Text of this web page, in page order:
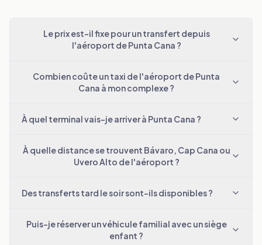
Le prix est-il fixe pour un transfert depuis
l'aéroport de Punta Cana ?
Combien coûte un taxi de l'aéroport de Punta
Cana à mon complexe ?
À quel terminal vais-je arriver à Punta Cana ?
À quelle distance se trouvent Bávaro, Cap Cana ou
Uvero Alto de l'aéroport ?
Des transferts tard le soir sont-ils disponibles ?
Puis-je réserver un véhicule familial avec un siège
enfant ?